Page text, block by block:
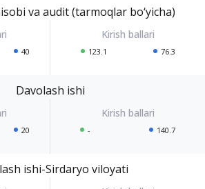
va audit (tarmoqlar bo‘yicha)
40 123.1 76.3
Davolash ishi
20 - 140.7
ishi-Sirdaryo viloyati